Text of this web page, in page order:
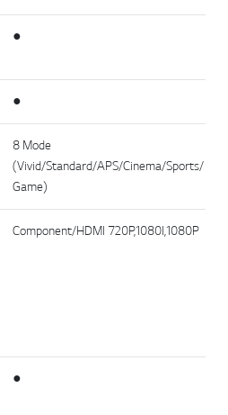
●
●
8 Mode
(Vivid/Standard/APS/Cinema/Sports/
Game)
Component/HDMI 720P,1080I,1080P
●